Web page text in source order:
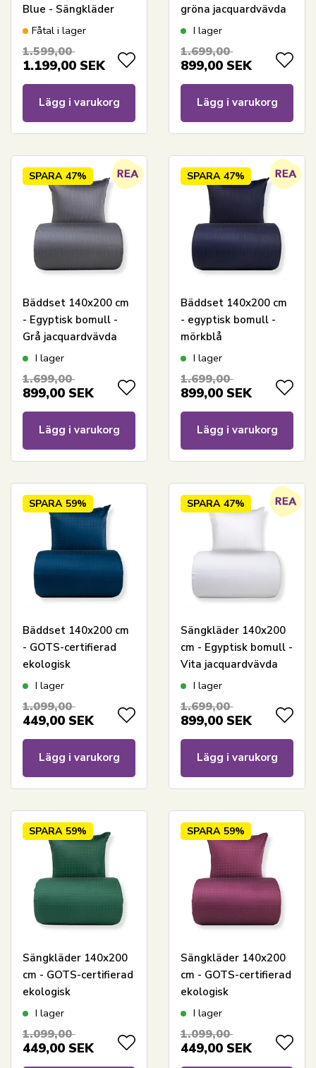
Blue - Sängkläder
med 2 i 1 design -
Marc O'Polo
Fåtal i lager
1.599,00
1.199,00 SEK
Lägg i varukorg
gröna jacquardvävda
ränder
I lager
1.699,00
899,00 SEK
Lägg i varukorg
SPARA 47%
Bäddset 140x200 cm
- Egyptisk bomull -
Grå jacquardvävda
ränder
I lager
1.699,00
899,00 SEK
Lägg i varukorg
SPARA 47%
Bäddset 140x200 cm
- egyptisk bomull -
mörkblå
jacquardvävda ränder
I lager
1.699,00
899,00 SEK
Lägg i varukorg
SPARA 59%
Bäddset 140x200 cm
- GOTS-certifierad
ekologisk
bomullssatin - Blå
I lager
1.099,00
449,00 SEK
Lägg i varukorg
SPARA 47%
Sängkläder 140x200
cm - Egyptisk bomull -
Vita jacquardvävda
ränder
I lager
1.699,00
899,00 SEK
Lägg i varukorg
SPARA 59%
Sängkläder 140x200
cm - GOTS-certifierad
ekologisk
bomullssatin - Gröna
I lager
1.099,00
449,00 SEK
SPARA 59%
Sängkläder 140x200
cm - GOTS-certifierad
ekologisk
bomullssatin -
jacquardvävd rutig
I lager
1.099,00
449,00 SEK